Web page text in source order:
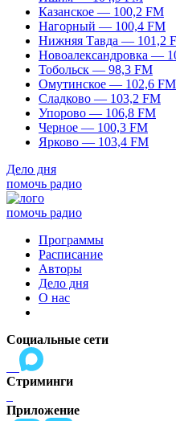
Казанское — 100,2 FM
Нагорный — 100,4 FM
Нижняя Тавда — 101,2
Новоалександровка —
Тобольск — 98,3 FM
Омутинское — 102,6 FM
Сладково — 103,2 FM
Упорово — 106,8 FM
Черное — 100,3 FM
Ярково — 103,4 FM
Дело дня
помочь радио
помочь радио
Программы
Расписание
Авторы
Дело дня
О нас
Социальные сети
Стриминги
Приложение